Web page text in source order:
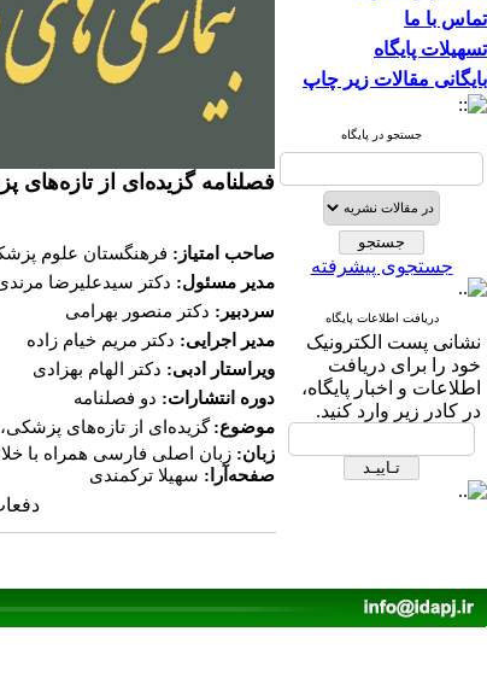
تماس با ما
تسهیلات پایگاه
بایگانی مقالات زیر چاپ
جستجو در پایگاه
جستجوی پیشرفته
دریافت اطلاعات پایگاه
نشانی پست الکترونیک
خود را برای دریافت
اطلاعات و اخبار پایگاه،
در کادر زیر وارد کنید.
فصلنامه گزیده‌ای از
صاحب امتیاز: فرهنگستان علوم
مدیر مسئول: دکتر سیدعلیرضا
سردبیر: دکتر منصور بهرامی
مدیر اجرایی: دکتر مریم خیام زاده
ویراستار ادبی: دکتر الهام بهزادی
دوره انتشارات: دو فصلنامه
موضوع: گزیده‌ای از تازه‌های
زبان: زبان اصلی فارسی همراه با
صفحه‌آرا: سهیلا ترکمندی
دفعات